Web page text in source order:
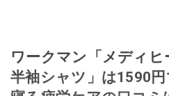
ワークマン「メディ
半袖シャツ」は1590